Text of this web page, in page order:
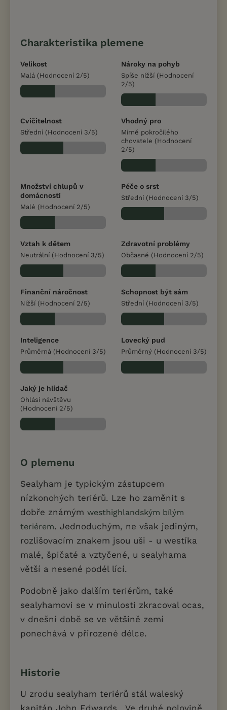
Charakteristika plemene
Velikost
Malá (Hodnocení 2/5)
Nároky na pohyb
Spíše nižší (Hodnocení
2/5)
Cvičitelnost
Střední (Hodnocení 3/5)
Vhodný pro
Mírně pokročilého
chovatele (Hodnocení
2/5)
Množství chlupů v
domácnosti
Malé (Hodnocení 2/5)
Péče o srst
Střední (Hodnocení 3/5)
Vztah k dětem
Neutrální (Hodnocení 3/5)
Zdravotní problémy
Občasné (Hodnocení 2/5)
Finanční náročnost
Nižší (Hodnocení 2/5)
Schopnost být sám
Střední (Hodnocení 3/5)
Inteligence
Průměrná (Hodnocení 3/5)
Lovecký pud
Průměrný (Hodnocení 3/5)
Jaký je hlídač
Ohlásí návštěvu
(Hodnocení 2/5)
O plemenu
Sealyham je typickým zástupcem
nízkonohých teriérů. Lze ho zaměnit s
dobře známým westhighlandským bílým
teriérem. Jednoduchým, ne však jediným,
rozlišovacím znakem jsou uši - u westíka
malé, špičaté a vztyčené, u sealyhama
větší a nesené podél lící.
Podobně jako dalším teriérům, také
sealyhamovi se v minulosti zkracoval ocas,
v dnešní době se ve většině zemí
ponechává v přirozené délce.
Historie
U zrodu sealyham teriérů stál waleský
kapitán John Edwards . Ve druhé polovině